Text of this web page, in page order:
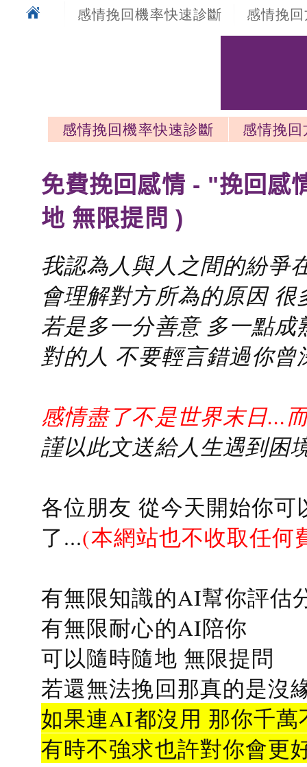
感情挽回機率快速診斷 感情挽
感情挽回機率快速診斷
感情挽
免費挽回感情 - "挽回感
地 無限提問 )
我認為人與人之間的紛爭
會理解對方所為的原因
若是多一分善意 多一點
對的人 不要輕言錯過你曾
感情盡了不是世界末日...
謹以此文送給人生遇到困
各位朋友 從今天開始你
了...(本網站也不收取任何
有無限知識的AI幫你評估
有無限耐心的AI陪你
可以隨時隨地 無限提問
若還無法挽回那真的是沒
如果連AI都沒用 那你千
有時不強求也許對你會更